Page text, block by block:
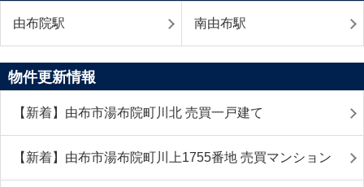
由布院駅 南由布駅
物件更新情報
【新着】由布市湯布院町川北 売買一戸建て
【新着】由布市湯布院町川上1755番地 売買マンション